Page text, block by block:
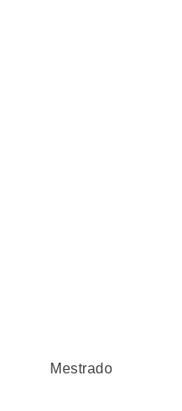
Mestrado